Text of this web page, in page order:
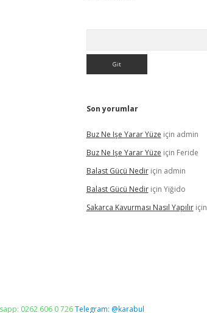
Son yorumlar
Buz Ne Işe Yarar Yüze için admin
Buz Ne Işe Yarar Yüze için Feride
Balast Gücü Nediriçin admin
Balast Gücü Nediriçin Yiğido
Sakarca Kavurması Nasıl Yapılıriçin
0262 606 0 726Telegram: @karabul